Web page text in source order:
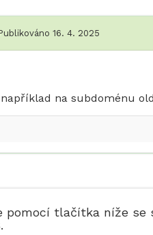
16. 4. 2025
na subdoménu old
pomocí tlačítka níže se